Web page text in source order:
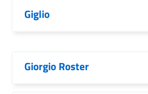
Giglio
Giorgio Roster